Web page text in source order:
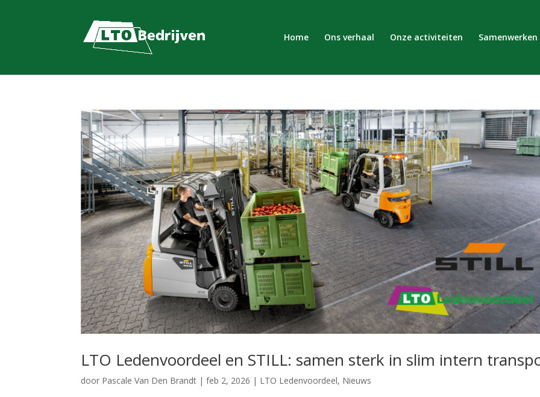
Home Ons verhaal Onze activiteiten Samenwerken
LTO Ledenvoordeel en STILL: samen sterk in slim intern
door Pascale Van Den Brandt |feb 2, 2026 | LTO Ledenvoordeel, Nieuws